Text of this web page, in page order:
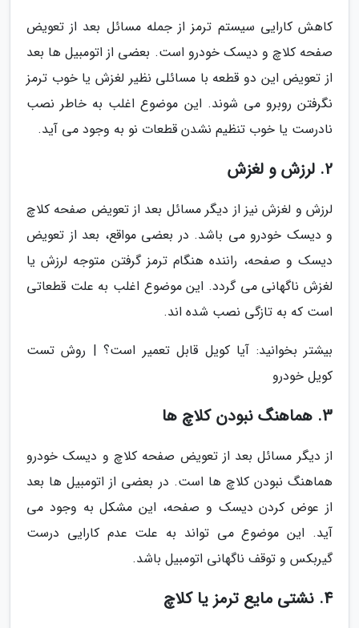
کاهش کارایی سیستم ترمز از جمله مسائل بعد از تعویض
صفحه کلاچ و دیسک خودرو است. بعضی از اتومبیل ها بعد
از تعویض این دو قطعه با مسائلی نظیر لغزش یا خوب ترمز
نگرفتن روبرو می شوند. این موضوع اغلب به خاطر نصب
نادرست یا خوب تنظیم نشدن قطعات نو به وجود می آید.
2. لرزش و لغزش
لرزش و لغزش نیز از دیگر مسائل بعد از تعویض صفحه کلاچ
و دیسک خودرو می باشد. در بعضی مواقع، بعد از تعویض
دیسک و صفحه، راننده هنگام ترمز گرفتن متوجه لرزش یا
لغزش ناگهانی می گردد. این موضوع اغلب به علت قطعاتی
است که به تازگی نصب شده اند.
بیشتر بخوانید: آیا کویل قابل تعمیر است؟ | روش تست
کویل خودرو
3. هماهنگ نبودن کلاچ ها
از دیگر مسائل بعد از تعویض صفحه کلاچ و دیسک خودرو
هماهنگ نبودن کلاچ ها است. در بعضی از اتومبیل ها بعد
از عوض کردن دیسک و صفحه، این مشکل به وجود می
آید. این موضوع می تواند به علت عدم کارایی درست
گیربکس و توقف ناگهانی اتومبیل باشد.
4. نشتی مایع ترمز یا کلاچ